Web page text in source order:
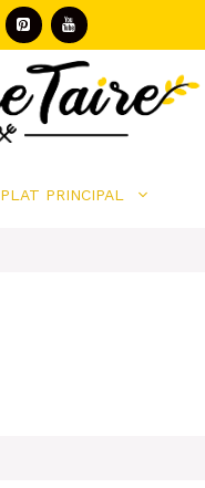
PLAT PRINCIPAL